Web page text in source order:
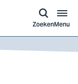
ZoekenMenu